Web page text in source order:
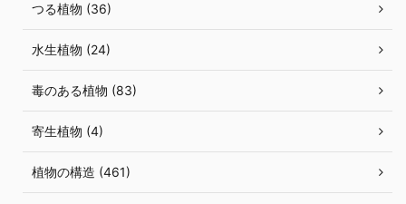
つる植物 (36)
水生植物 (24)
毒のある植物 (83)
寄生植物 (4)
植物の構造 (461)